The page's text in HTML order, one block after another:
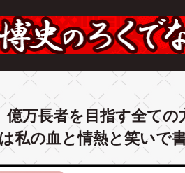
億万長者を目指す全ての
私の血と情熱と笑いで